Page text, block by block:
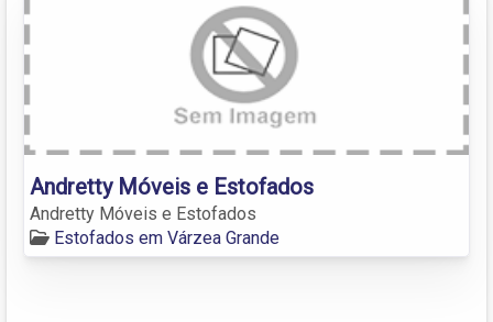
Andretty Móveis e Estofados
Andretty Móveis e Estofados
Estofados em Várzea Grande